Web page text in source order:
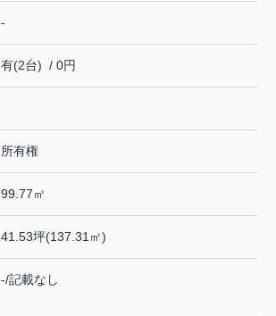
-
有(2台) / 0円
所有権
99.77㎡
41.53坪(137.31㎡)
-/記載なし